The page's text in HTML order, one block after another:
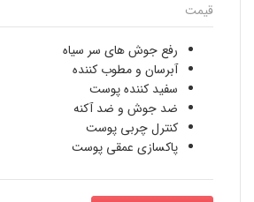
قیمت
رفع جوش های سر سیاه
آبرسان و مطوب کننده
سفید کننده پوست
ضد جوش و ضد آکنه
کنترل چربی پوست
پاکسازی عمقی پوست